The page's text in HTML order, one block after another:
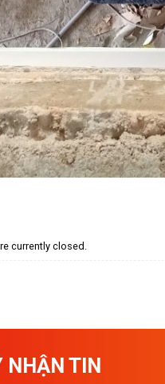
currently closed.
NHẬN TIN